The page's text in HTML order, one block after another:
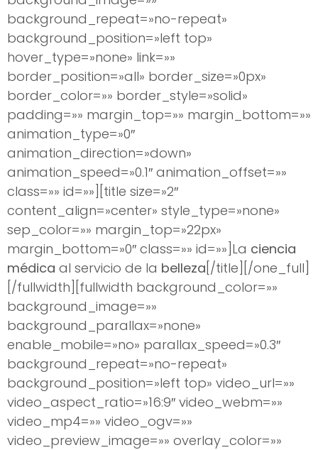
background_repeat=»no-repeat»
background_position=»left top»
hover_type=»none» link=»»
border_position=»all» border_size=»0px»
border_color=»» border_style=»solid»
padding=»» margin_top=»» margin_bottom=»»
animation_type=»0″
animation_direction=»down»
animation_speed=»0.1″ animation_offset=»»
class=»» id=»»][title size=»2″
content_align=»center» style_type=»none»
sep_color=»» margin_top=»22px»
margin_bottom=»0″ class=»» id=»»]La ciencia
médica al servicio de la belleza [/title][/one_full]
[/fullwidth][fullwidth background_color=»»
background_image=»»
background_parallax=»none»
enable_mobile=»no» parallax_speed=»0.3″
background_repeat=»no-repeat»
background_position=»left top» video_url=»»
video_aspect_ratio=»16:9″ video_webm=»»
video_mp4=»» video_ogv=»»
video_preview_image=»» overlay_color=»»